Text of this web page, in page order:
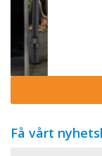
Få vårt